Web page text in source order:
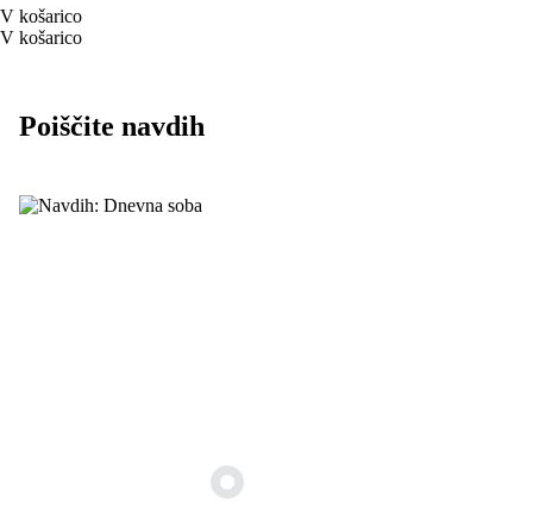
V košarico
V košarico
Poiščite navdih